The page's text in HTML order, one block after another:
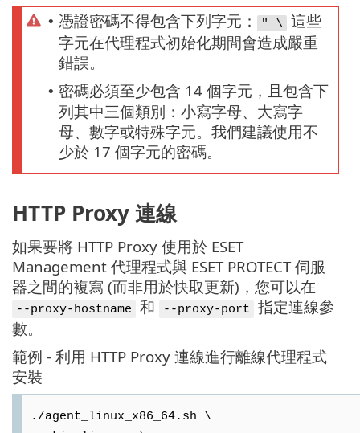
• 憑證密碼不得包含下列字元： " \
這些
字元在代理程式初始化期間會造成嚴重
錯誤。
• 密碼必須至少包含 14 個字元，且包含下
列其中三個類別：小寫字母、大寫字
母、數字或特殊字元。我們建議使用不
少於 17 個字元的密碼。
HTTP Proxy 連線
如果要將 HTTP Proxy 使用於 ESET
Management 代理程式與 ESET PROTECT 伺服
器之間的複寫 (而非用於快取更新)，您可以在
--proxy-hostname 和 --proxy-port
指定連線參
數。
範例 - 利用 HTTP Proxy 連線進行離線代理程式
安裝
./agent_linux_x86_64.sh \